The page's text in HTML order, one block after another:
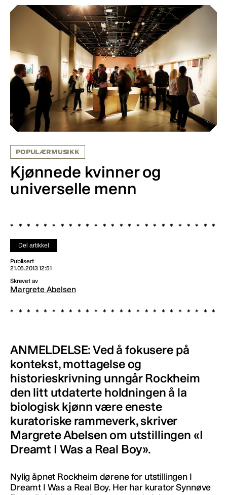
POPULÆRMUSIKK
Kjønnede kvinner og
universelle menn
Del artikkel
Publisert
21.05.2013 12:51
Skrevet av
Margrete Abelsen
ANMELDELSE: Ved å fokusere på
kontekst, mottagelse og
historieskrivning unngår Rockheim
den litt utdaterte holdningen å la
biologisk kjønn være eneste
kuratoriske rammeverk, skriver
Margrete Abelsen om utstillingen «I
Dreamt I Was a Real Boy».
Nylig åpnet Rockheim dørene for utstillingen I
Dreamt I Was a Real Boy. Her har kurator Synnøve